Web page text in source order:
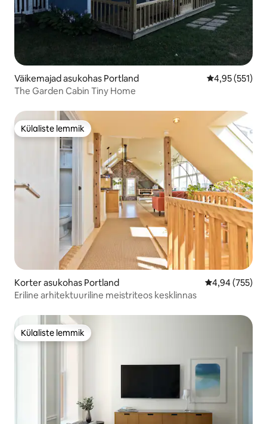
Väikemajad asukohas Portland Keskmine
4,95 (551)
The Garden Cabin Tiny Home
Külaliste lemmik
Külaliste lemmik
Korter asukohas Portland Keskmine
4,94 (755)
Eriline arhitektuuriline meistriteos kesklinnas
Külaliste lemmik
Külaliste lemmik